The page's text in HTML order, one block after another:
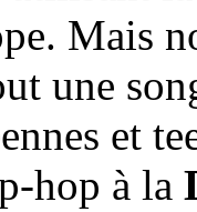
Mais
une
et
hop à la